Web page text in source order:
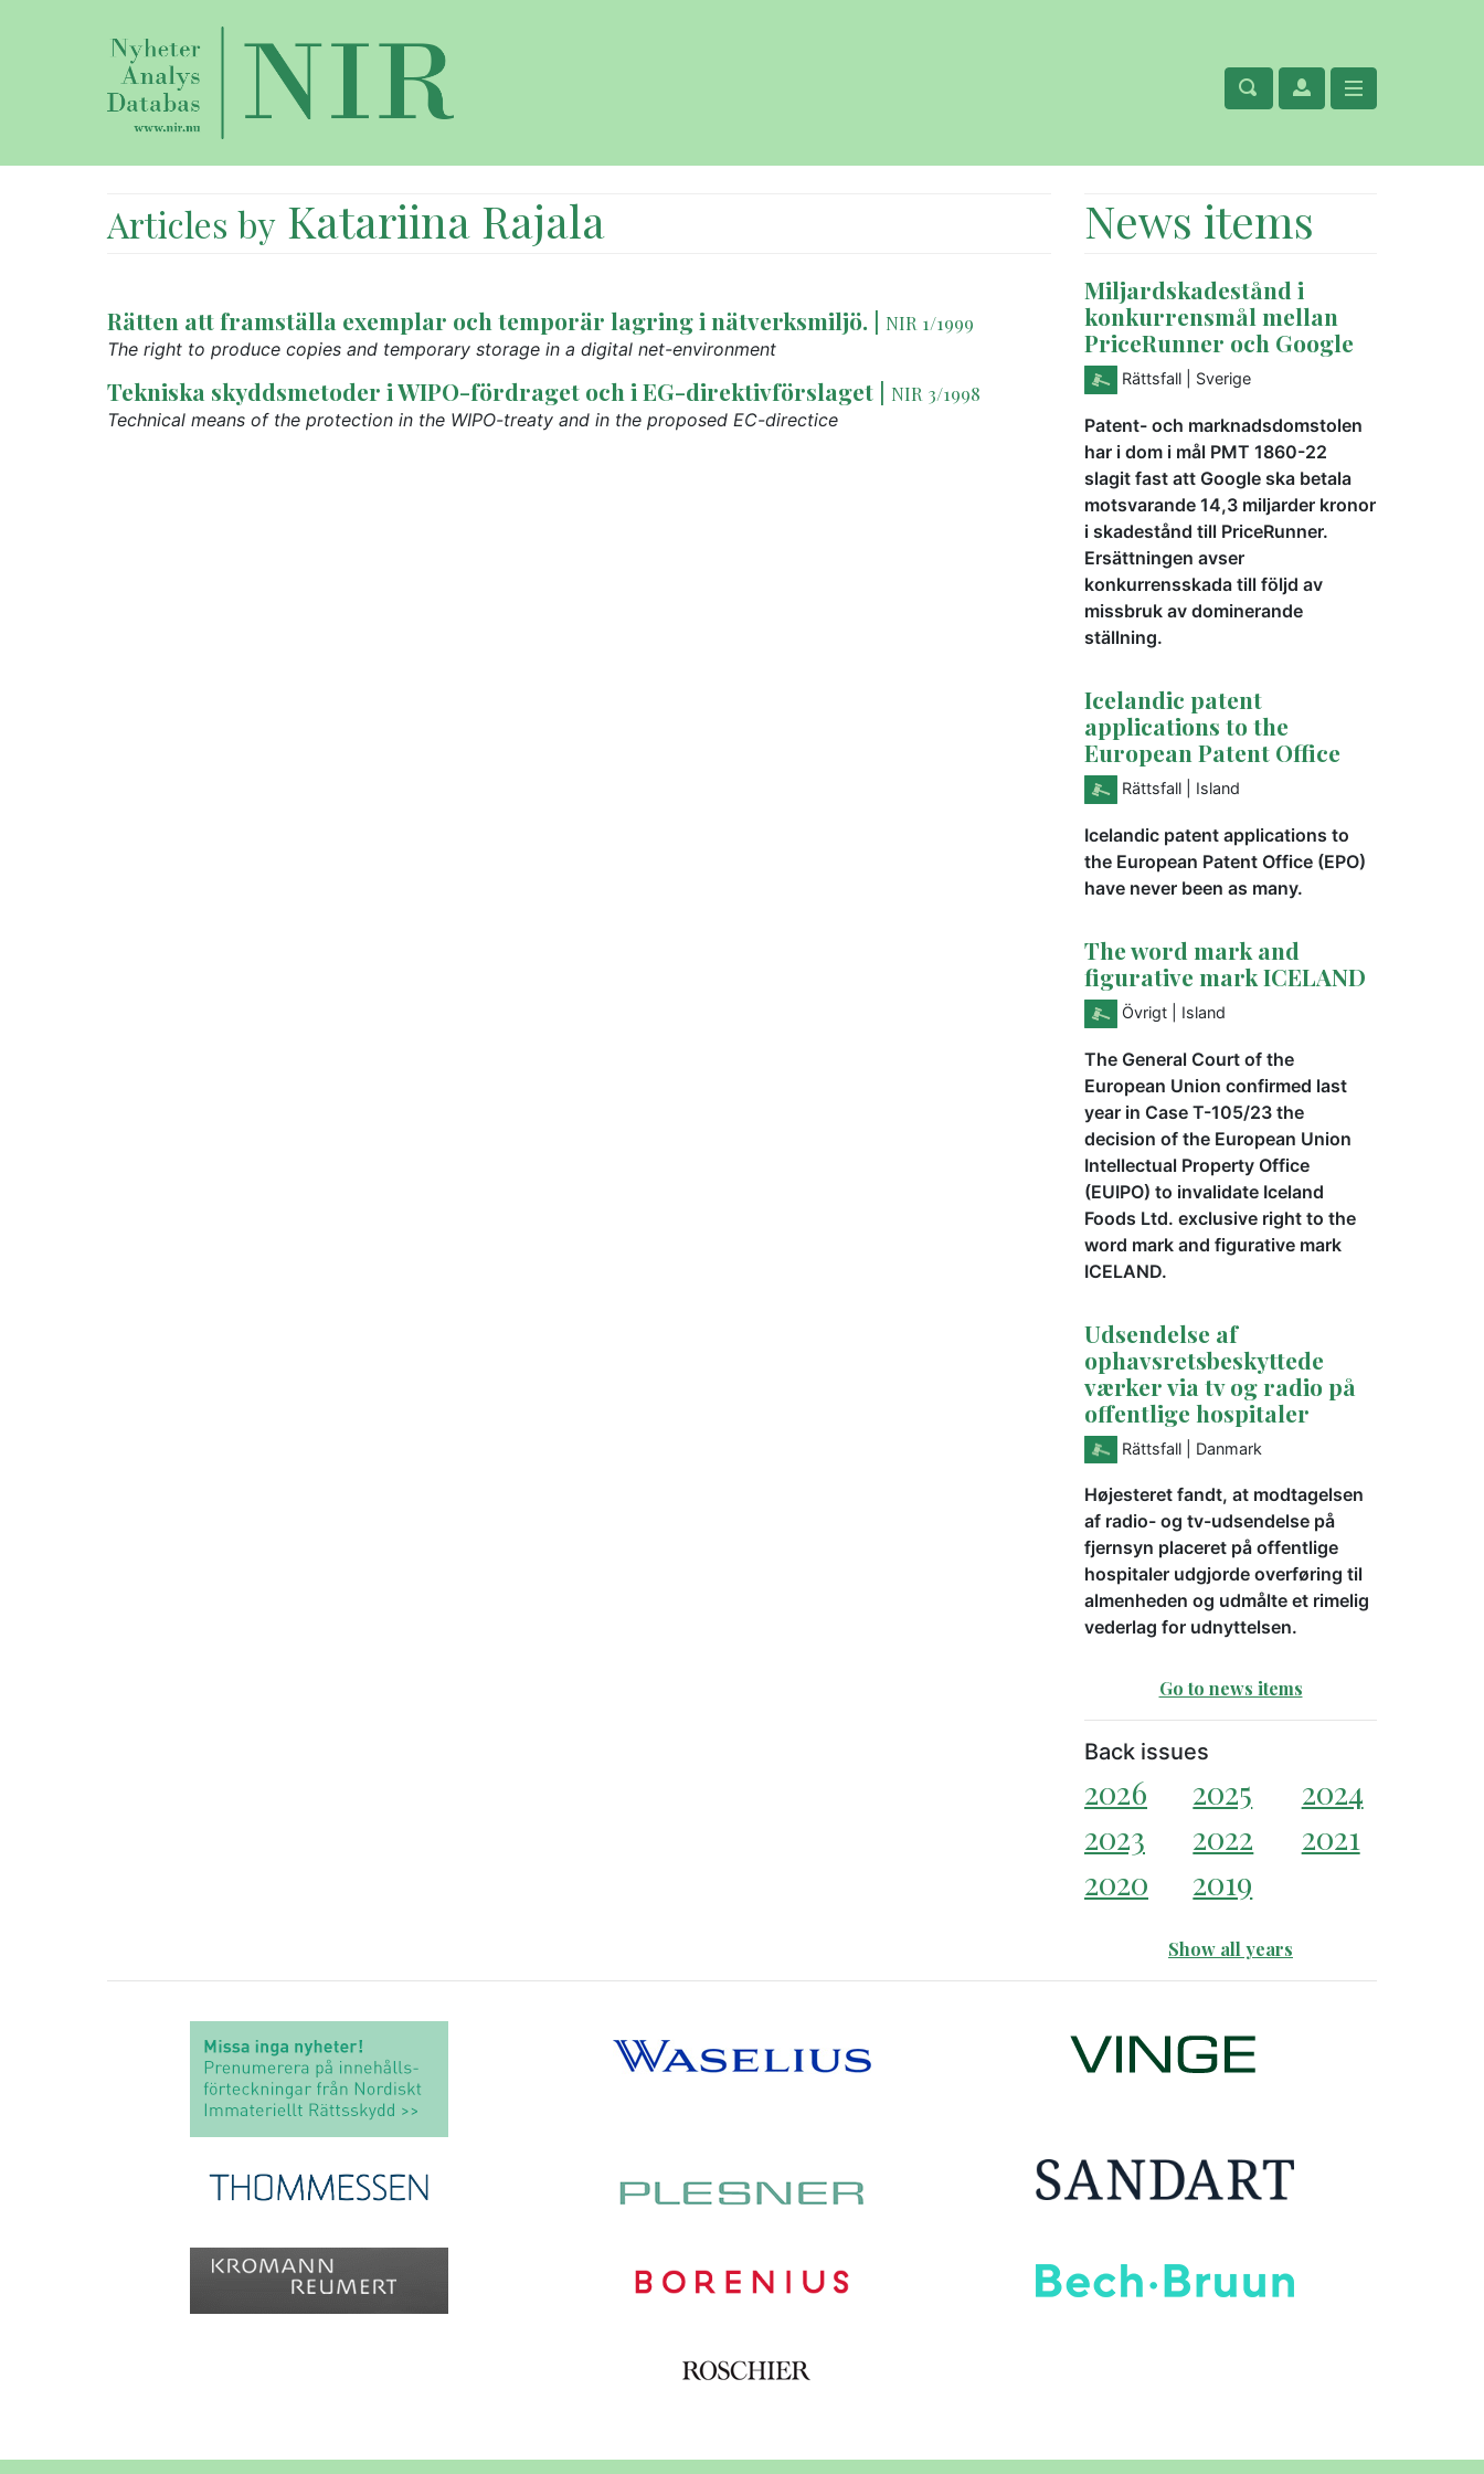
Articles by Katariina Rajala
Rätten att framställa exemplar och temporär lagring i nätverksmiljö. | NIR 1/1999
The right to produce copies and temporary storage in a digital net-environment
Tekniska skyddsmetoder i WIPO-fördraget och i EG-direktivförslaget | NIR 3/1998
Technical means of the protection in the WIPO-treaty and in the proposed EC-directice
News items
Miljardskadestånd i
konkurrensmål mellan
PriceRunner och Google
Rättsfall | Sverige
Patent- och marknadsdomstolen
har i dom i mål PMT 1860-22
slagit fast att Google ska betala
motsvarande 14,3 miljarder kronor
i skadestånd till PriceRunner.
Ersättningen avser
konkurrensskada till följd av
missbruk av dominerande
ställning.
Icelandic patent
applications to the
European Patent Office
Rättsfall | Island
Icelandic patent applications to
the European Patent Office (EPO)
have never been as many.
The word mark and
figurative mark ICELAND
Övrigt | Island
The General Court of the
European Union confirmed last
year in Case T-105/23 the
decision of the European Union
Intellectual Property Office
(EUIPO) to invalidate Iceland
Foods Ltd. exclusive right to the
word mark and figurative mark
ICELAND.
Udsendelse af
ophavsretsbeskyttede
værker via tv og radio på
offentlige hospitaler
Rättsfall | Danmark
Højesteret fandt, at modtagelsen
af radio- og tv-udsendelse på
fjernsyn placeret på offentlige
hospitaler udgjorde overføring til
almenheden og udmålte et rimelig
vederlag for udnyttelsen.
Go to news items
Back issues
2026 2025
2024
2023
2022
2021
2020
2019
Show all years